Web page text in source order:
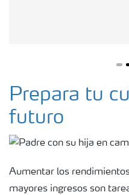
Prepara tu
futuro
Aumentar los
mayores ingresos son